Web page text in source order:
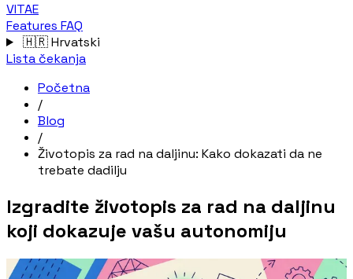
VITAE
Features FAQ
🇭🇷Hrvatski
Lista čekanja
Početna
/
Blog
/
Životopis za rad na daljinu: Kako dokazati da ne
trebate dadilju
Izgradite životopis za rad na daljinu
koji dokazuje vašu autonomiju